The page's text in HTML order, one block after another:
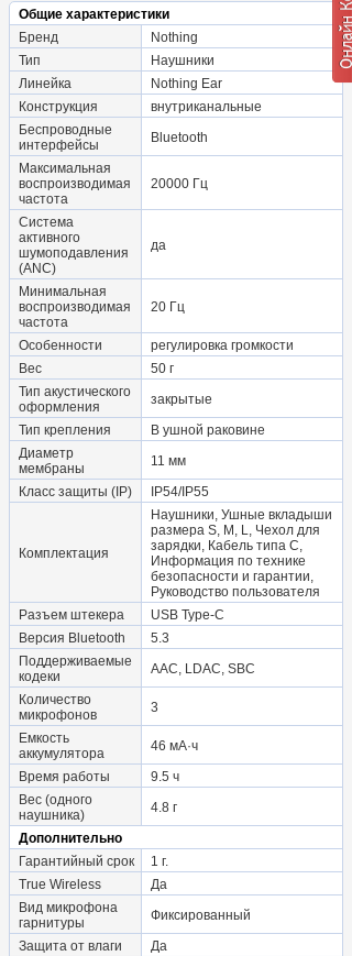
Общие характеристики
Бренд
Nothing
Тип
Наушники
Линейка
Nothing Ear
Конструкция
внутриканальные
Беспроводные
интерфейсы
Bluetooth
Максимальная
воспроизводимая
частота
20000 Гц
Система
активного
шумоподавления
(ANC)
да
Минимальная
воспроизводимая
частота
20 Гц
Особенности
регулировка громкости
Вес
50 г
Тип акустического
оформления
закрытые
Тип крепления
В ушной раковине
Диаметр
мембраны
11 мм
Класс защиты (IP)
IP54/IP55
Комплектация
Наушники, Ушные вкладыши
размера S, M, L, Чехол для
зарядки, Кабель типа C,
Информация по технике
безопасности и гарантии,
Руководство пользователя
Разъем штекера
USB Type-C
Версия Bluetooth
5.3
Поддерживаемые
кодеки
AAC, LDAC, SBC
Количество
микрофонов
3
Емкость
аккумулятора
46 мА·ч
Время работы
9.5 ч
Вес (одного
наушника)
4.8 г
Дополнительно
Гарантийный срок
1 г.
True Wireless
Да
Вид микрофона
гарнитуры
Фиксированный
Защита от влаги
Да